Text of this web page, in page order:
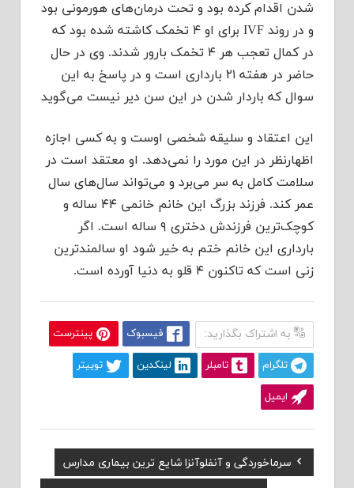
شدن اقدام کرده بود و تحت درمان‌های هورمونی بود
و در روند IVF برای او ۴ تخمک کاشته شده بود که
در کمال تعجب هر ۴ تخمک بارور شدند. وی در حال
حاضر در هفته ۲۱ بارداری است و در پاسخ به این
سوال که باردار شدن در این سن دیر نیست می‌گوید
این اعتقاد و سلیقه شخصی اوست و به کسی اجازه
اظهارنظر در این مورد را نمی‌دهد. او معتقد است در
سلامت کامل به سر می‌برد و می‌تواند سال‌های سال
عمر کند. فرزند بزرگ این خانم خانمی ۴۴ ساله و
کوچک‌ترین فرزندش دختری ۹ ساله است. اگر
بارداری این خانم ختم به خیر شود او سالمندترین
زنی است که تاکنون ۴ قلو به دنیا آورده است.
به اشتراک بگذارید: فیسبوک پینترست
تلگرام تامبلر لینکدین توییتر
ایمیل
راهبری
Previous
Post:
سرماخوردگی و آنفلوآنزا شایع ترین بیماری مدارس